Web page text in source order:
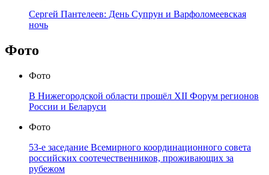
Сергей Пантелеев: День Супрун и Варфоломеевская
ночь
Фото
Фото
В Нижегородской области прошёл XII Форум регионов
России и Беларуси
Фото
53-е заседание Всемирного координационного совета
российских соотечественников, проживающих за
рубежом